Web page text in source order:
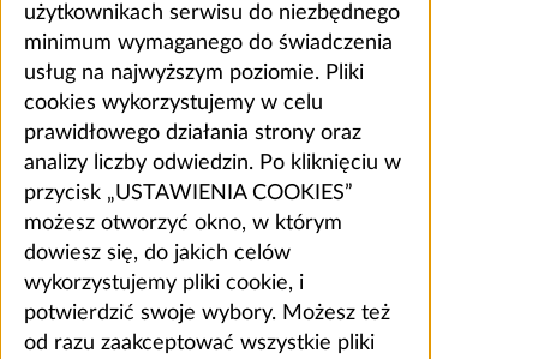
użytkownikach serwisu do niezbędnego
minimum wymaganego do świadczenia
usług na najwyższym poziomie. Pliki
cookies wykorzystujemy w celu
prawidłowego działania strony oraz
analizy liczby odwiedzin. Po kliknięciu w
przycisk „USTAWIENIA COOKIES”
możesz otworzyć okno, w którym
dowiesz się, do jakich celów
wykorzystujemy pliki cookie, i
potwierdzić swoje wybory. Możesz też
od razu zaakceptować wszystkie pliki